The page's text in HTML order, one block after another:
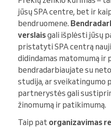
jūsų SPA centre, bet ir
bendruomene.
verslaisgali išplėsti jūsų
pristatyti SPA centrą
didindamas matomumą ir
bendradarbiaujate su
studija, ar sveikatingumo
partnerystės gali
žinomumą ir patikimumą.
Taip pat organizavimas